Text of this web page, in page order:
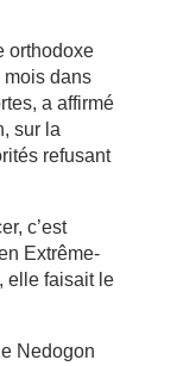
orthodoxe
mois dans
a affirmé
sur la
refusant
c’est
Extrême-
elle faisait le
Nedogon